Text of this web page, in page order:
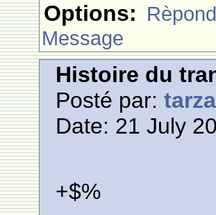
Options:
Message
Histoire du
Posté par:
Date: 21 July
+$%